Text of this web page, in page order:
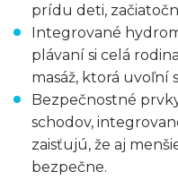
prídu deti,
Integrované
plávaní si celá
masáž, ktorá uvoľní
Bezpečnostné
schodov,
zaisťujú, že aj
bezpečne.